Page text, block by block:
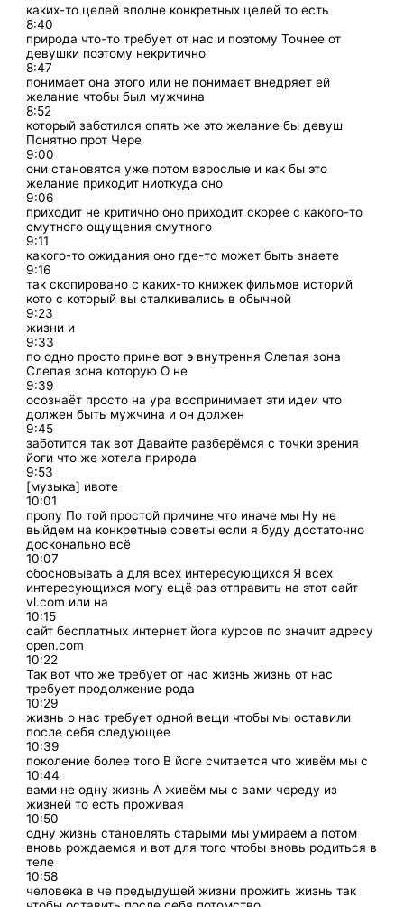
каких-то целей вполне конкретных целей то есть
8:40
природа что-то требует от нас и поэтому Точнее от
девушки поэтому некритично
8:47
понимает она этого или не понимает внедряет ей
желание чтобы был мужчина
8:52
который заботился опять же это желание бы девуш
Понятно прот Чере
9:00
они становятся уже потом взрослые и как бы это
желание приходит ниоткуда оно
9:06
приходит не критично оно приходит скорее с какого-то
смутного ощущения смутного
9:11
какого-то ожидания оно где-то может быть знаете
9:16
так скопировано с каких-то книжек фильмов историй
кото с который вы сталкивались в обычной
9:23
жизни и
9:33
по одно просто прине вот э внутрення Слепая зона
Слепая зона которую О не
9:39
осознаёт просто на ура воспринимает эти идеи что
должен быть мужчина и он должен
9:45
заботится так вот Давайте разберёмся с точки зрения
йоги что же хотела природа
9:53
[музыка] ивоте
10:01
пропу По той простой причине что иначе мы Ну не
выйдем на конкретные советы если я буду достаточно
досконально всё
10:07
обосновывать а для всех интересующихся Я всех
интересующихся могу ещё раз отправить на этот сайт
vl.com или на
10:15
сайт бесплатных интернет йога курсов по значит адресу
open.com
10:22
Так вот что же требует от нас жизнь жизнь от нас
требует продолжение рода
10:29
жизнь о нас требует одной вещи чтобы мы оставили
после себя следующее
10:39
поколение более того В йоге считается что живём мы с
10:44
вами не одну жизнь А живём мы с вами череду из
жизней то есть проживая
10:50
одну жизнь становлять старыми мы умираем а потом
вновь рождаемся и вот для того чтобы вновь родиться в
теле
10:58
человека в че предыдущей жизни прожить жизнь так